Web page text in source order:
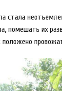
стала
помешать их